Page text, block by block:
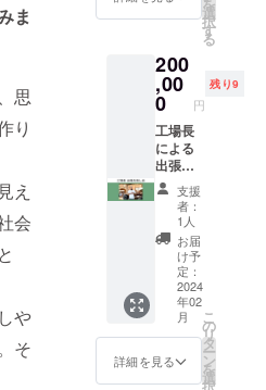
ま
思
り
え
会
や
そ
談のご
連絡を
いたし
ます ・
有効期
限：
2025年
2月末ま
お送り
りませ
ん。ご
来店い
ただい
た際に
スタッ
フがご
案内い
たしま
す ・通
常のア
ティー
ショッ
プや、
古道具
屋さん
に比べ
・2024
年2月頃
CAMPF
IREの
メッ
セージ
機能に
て、
ワーク
ショッ
プの内
容・日
程相談
のご連
絡をい
たしま
す （で
きるこ
とにも
限りが
あるた
を
選
択
す
る
200
,00
0 円
残り9
工場長
による
出張
「豊か
に生き
るお話
会」 ・
呼んで
いただ
いた場
所に出
張し、
環境問
題だけ
ではな
支援
者：
1人
お届
け予
定：
2024
年02
月
詳細を見る
こ
の
リ
タ
ー
ン
を
選